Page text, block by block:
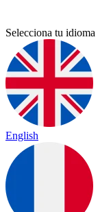
Selecciona tu idioma
English